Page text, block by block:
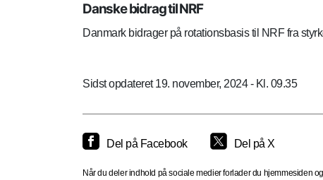
Danske bidrag til NRF
Danmark bidrager på rotationsbasis til NRF fra
Sidst opdateret 19. november, 2024 - Kl. 09.35
Del på Facebook Del på X
Når du deler indhold på sociale medier forlader du hjemmesiden